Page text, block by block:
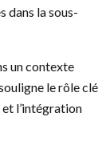
dans la sous-
un contexte
le rôle clé
l’intégration